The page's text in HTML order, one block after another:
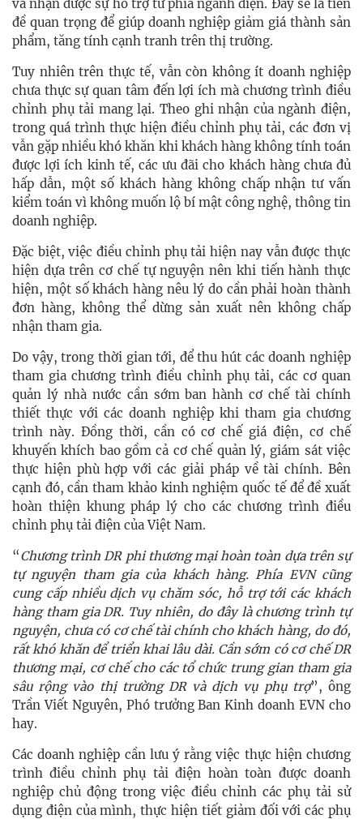
và nhận được sự hỗ trợ từ phía ngành điện. Đây sẽ là tiền
đề quan trọng để giúp doanh nghiệp giảm giá thành sản
phẩm, tăng tính cạnh tranh trên thị trường.
Tuy nhiên trên thực tế, vẫn còn không ít doanh nghiệp
chưa thực sự quan tâm đến lợi ích mà chương trình điều
chỉnh phụ tải mang lại. Theo ghi nhận của ngành điện,
trong quá trình thực hiện điều chỉnh phụ tải, các đơn vị
vẫn gặp nhiều khó khăn khi khách hàng không tính toán
được lợi ích kinh tế, các ưu đãi cho khách hàng chưa đủ
hấp dẫn, một số khách hàng không chấp nhận tư vấn
kiểm toán vì không muốn lộ bí mật công nghệ, thông tin
doanh nghiệp.
Đặc biệt, việc điều chỉnh phụ tải hiện nay vẫn được thực
hiện dựa trên cơ chế tự nguyện nên khi tiến hành thực
hiện, một số khách hàng nêu lý do cần phải hoàn thành
đơn hàng, không thể dừng sản xuất nên không chấp
nhận tham gia.
Do vậy, trong thời gian tới, để thu hút các doanh nghiệp
tham gia chương trình điều chỉnh phụ tải, các cơ quan
quản lý nhà nước cần sớm ban hành cơ chế tài chính
thiết thực với các doanh nghiệp khi tham gia chương
trình này. Đồng thời, cần có cơ chế giá điện, cơ chế
khuyến khích bao gồm cả cơ chế quản lý, giám sát việc
thực hiện phù hợp với các giải pháp về tài chính. Bên
cạnh đó, cần tham khảo kinh nghiệm quốc tế để đề xuất
hoàn thiện khung pháp lý cho các chương trình điều
chỉnh phụ tải điện của Việt Nam.
“Chương trình DR phi thương mại hoàn toàn dựa trên sự
tự nguyện tham gia của khách hàng. Phía EVN cũng
cung cấp nhiều dịch vụ chăm sóc, hỗ trợ tới các khách
hàng tham gia DR. Tuy nhiên, do đây là chương trình tự
nguyện, chưa có cơ chế tài chính cho khách hàng, do đó,
rất khó khăn để triển khai lâu dài. Cần sớm có cơ chế DR
thương mại, cơ chế cho các tổ chức trung gian tham gia
sâu rộng vào thị trường DR và dịch vụ phụ trợ”, ông
Trần Viết Nguyên, Phó trưởng Ban Kinh doanh EVN cho
hay.
Các doanh nghiệp cần lưu ý rằng việc thực hiện chương
trình điều chỉnh phụ tải điện hoàn toàn được doanh
nghiệp chủ động trong việc điều chỉnh các phụ tải sử
dụng điện của mình, thực hiện tiết giảm đối với các phụ